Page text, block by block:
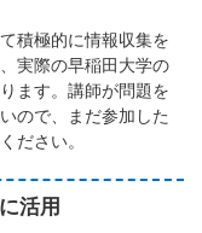
積極的に情報収集を
実際の早稲田大学の
ます。講師が問題を
ので、まだ参加した
ださい。
活用